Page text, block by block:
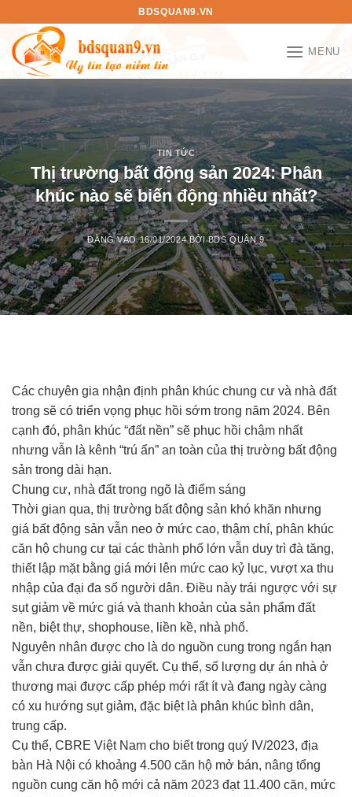
nội
dung
BDSQUAN9.VN
MENU
TIN TỨC
Thị trường bất động sản 2024: Phân
khúc nào sẽ biến động nhiều nhất?
ĐĂNG VÀO16/01/2024 BỞIBDS QUẬN 9
Các chuyên gia nhận định phân khúc chung cư và nhà đất
trong sẽ có triển vọng phục hồi sớm trong năm 2024. Bên
cạnh đó, phân khúc “đất nền” sẽ phục hồi chậm nhất
nhưng vẫn là kênh “trú ẩn” an toàn của thị trường bất động
sản trong dài hạn.
Chung cư, nhà đất trong ngõ là điểm sáng
Thời gian qua, thị trường bất động sản khó khăn nhưng
giá bất động sản vẫn neo ở mức cao, thậm chí, phân khúc
căn hộ chung cư tại các thành phố lớn vẫn duy trì đà tăng,
thiết lập mặt bằng giá mới lên mức cao kỷ lục, vượt xa thu
nhập của đại đa số người dân. Điều này trái ngược với sự
sụt giảm về mức giá và thanh khoản của sản phẩm đất
nền, biệt thự, shophouse, liền kề, nhà phố.
Nguyên nhân được cho là do nguồn cung trong ngắn hạn
vẫn chưa được giải quyết. Cụ thể, số lượng dự án nhà ở
thương mại được cấp phép mới rất ít và đang ngày càng
có xu hướng sụt giảm, đặc biệt là phân khúc bình dân,
trung cấp.
Cụ thể, CBRE Việt Nam cho biết trong quý IV/2023, địa
bàn Hà Nội có khoảng 4.500 căn hộ mở bán, nâng tổng
nguồn cung căn hộ mới cả năm 2023 đạt 11.400 căn, mức